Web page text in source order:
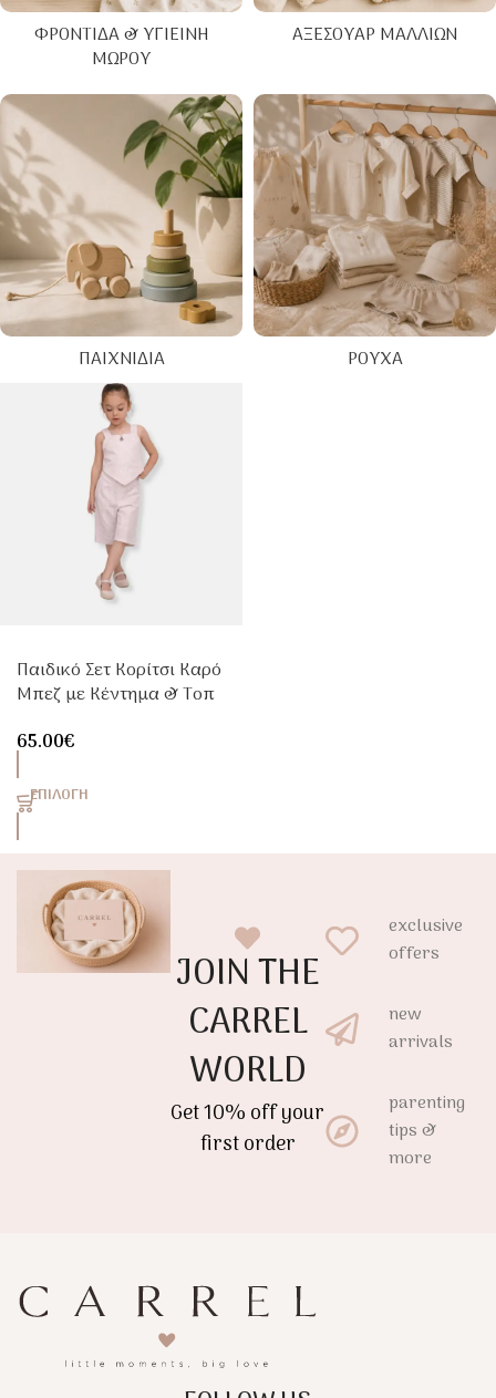
ΦΡΟΝΤΊΔΑ & ΥΓΙΕΙΝΉ
ΜΩΡΟΎ
ΑΞΕΣΟΥΆΡ ΜΑΛΛΙΏΝ
ΠΑΙΧΝΊΔΙΑ ΡΟΎΧΑ
Παιδικό Σετ Κορίτσι Καρό
Μπεζ με Κέντημα & Τοπ
65.00€
ΕΠΙΛΟΓΉ
JOIN THE
CARREL
WORLD
Get 10% off your
first order
exclusive
offers
new
arrivals
parenting
tips &
more